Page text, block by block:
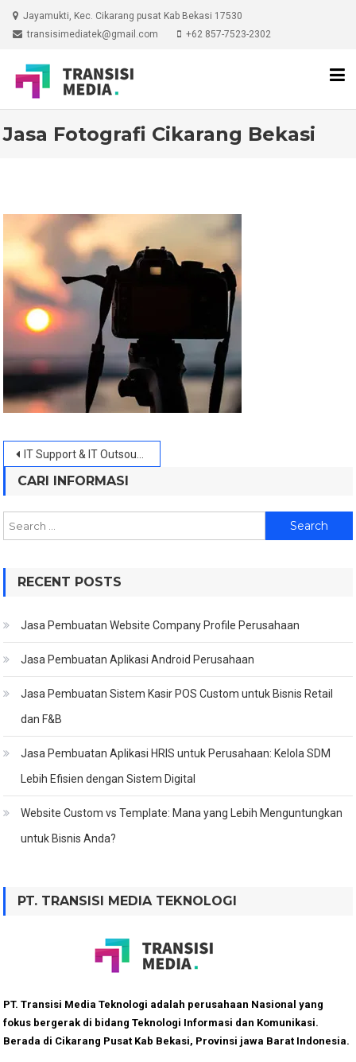
Skip
Jayamukti, Kec. Cikarang pusat Kab Bekasi 17530
transisimediatek@gmail.com
+62 857-7523-2302
Jasa Fotografi Cikarang Bekasi
Post
navigation
IT Support & IT Outsource
CARI INFORMASI
Search
for:
RECENT POSTS
Jasa Pembuatan Website Company Profile Perusahaan
Jasa Pembuatan Aplikasi Android Perusahaan
Jasa Pembuatan Sistem Kasir POS Custom untuk Bisnis Retail
dan F&B
Jasa Pembuatan Aplikasi HRIS untuk Perusahaan: Kelola SDM
Lebih Efisien dengan Sistem Digital
Website Custom vs Template: Mana yang Lebih Menguntungkan
untuk Bisnis Anda?
PT. TRANSISI MEDIA TEKNOLOGI
PT. Transisi Media Teknologi adalah perusahaan Nasional yang
fokus bergerak di bidang Teknologi Informasi dan Komunikasi.
Berada di Cikarang Pusat Kab Bekasi, Provinsi jawa Barat Indonesia.